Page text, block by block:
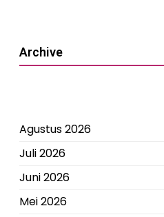
Archive
Agustus 2026
Juli 2026
Juni 2026
Mei 2026